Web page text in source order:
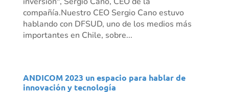
compañía.Nuestro CEO Sergio Cano estuvo
hablando con DFSUD, uno de los medios más
importantes en Chile, sobre...
ANDICOM 2023 un espacio para hablar de
innovación y tecnología